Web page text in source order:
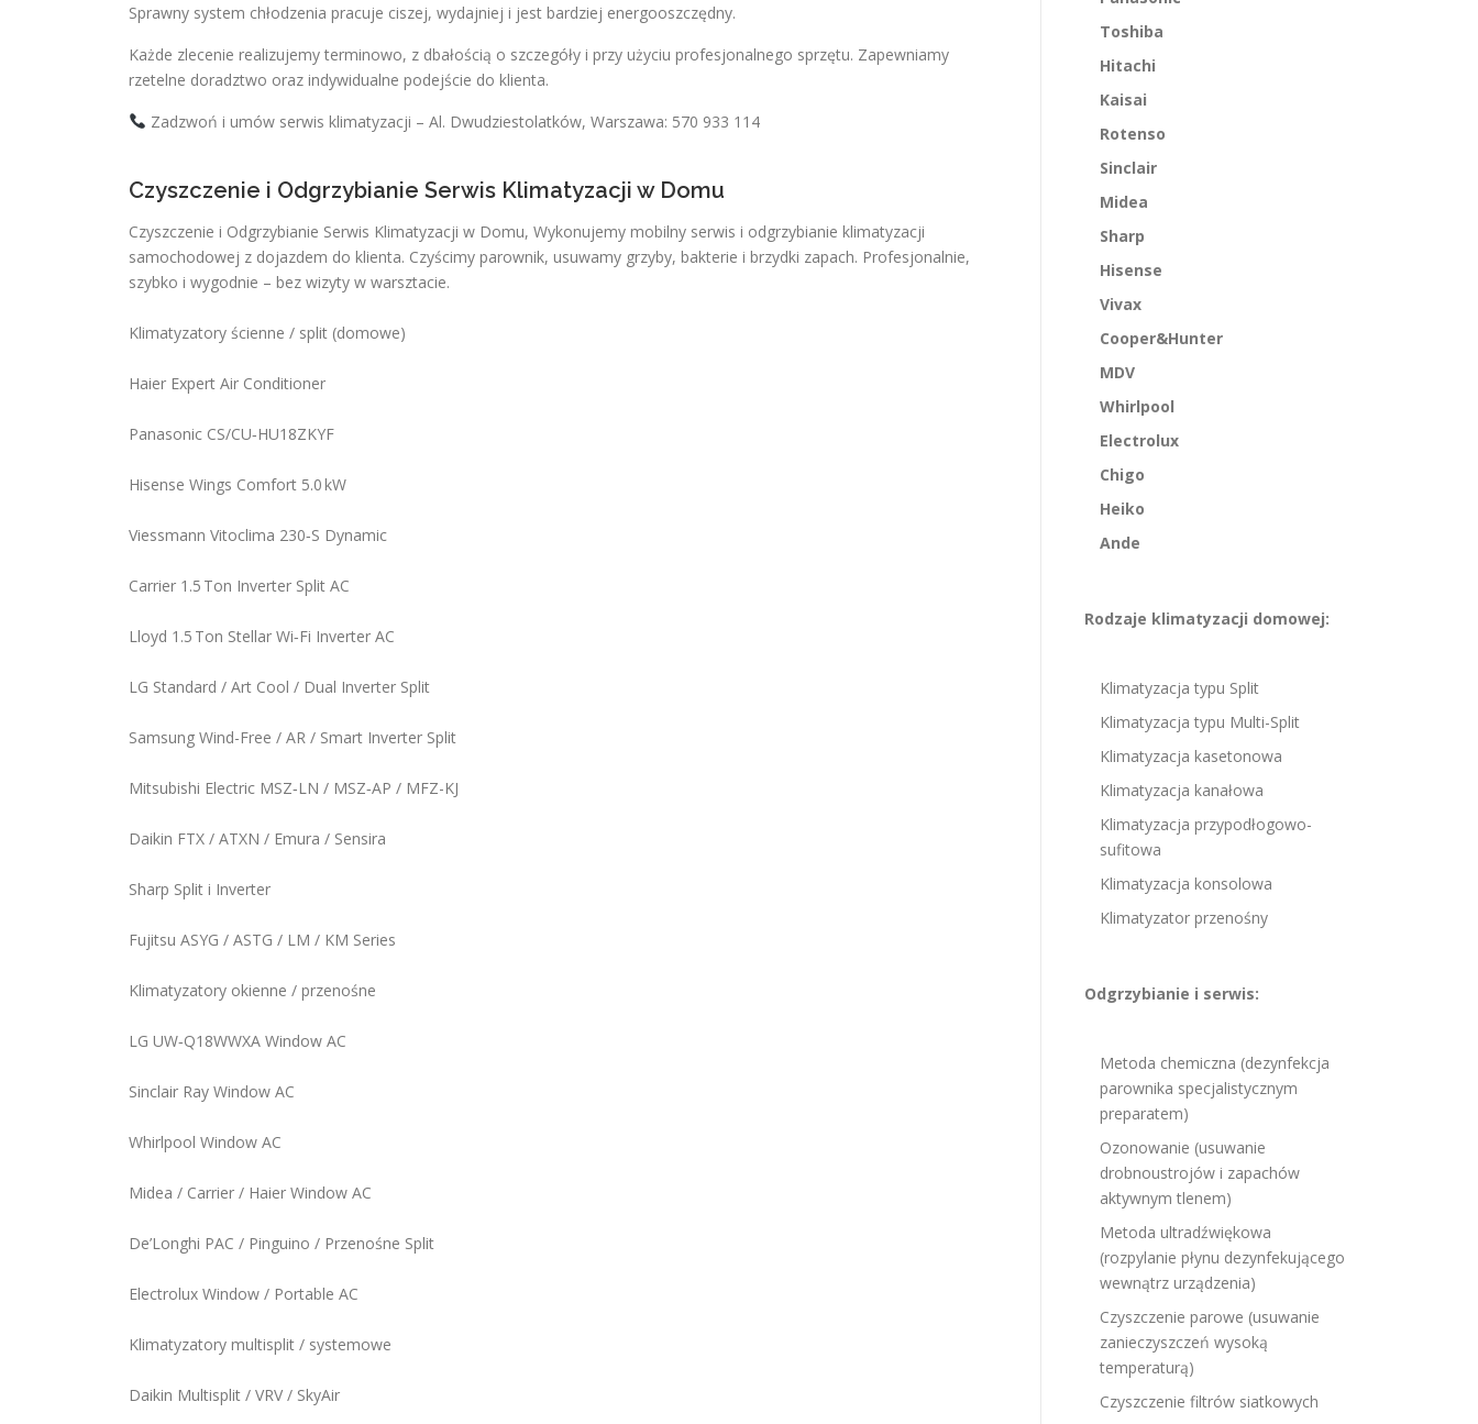
Sprawny system chłodzenia pracuje ciszej, wydajniej i jest bardziej energooszczędny.
Każde zlecenie realizujemy terminowo, z dbałością o szczegóły i przy użyciu profesjonalnego sprzętu. Zapewniamy
rzetelne doradztwo oraz indywidualne podejście do klienta.
Zadzwoń i umów serwis klimatyzacji – Al. Dwudziestolatków, Warszawa: 570 933 114
Czyszczenie i Odgrzybianie Serwis Klimatyzacji w Domu
Czyszczenie i Odgrzybianie Serwis Klimatyzacji w Domu, Wykonujemy mobilny serwis i odgrzybianie klimatyzacji
samochodowej z dojazdem do klienta. Czyścimy parownik, usuwamy grzyby, bakterie i brzydki zapach. Profesjonalnie,
szybko i wygodnie – bez wizyty w warsztacie.
Klimatyzatory ścienne / split (domowe)
Haier Expert Air Conditioner
Panasonic CS/CU‑HU18ZKYF
Hisense Wings Comfort 5.0 kW
Viessmann Vitoclima 230‑S Dynamic
Carrier 1.5 Ton Inverter Split AC
Lloyd 1.5 Ton Stellar Wi‑Fi Inverter AC
LG Standard / Art Cool / Dual Inverter Split
Samsung Wind-Free / AR / Smart Inverter Split
Mitsubishi Electric MSZ‑LN / MSZ‑AP / MFZ-KJ
Daikin FTX / ATXN / Emura / Sensira
Sharp Split i Inverter
Fujitsu ASYG / ASTG / LM / KM Series
Klimatyzatory okienne / przenośne
LG UW‑Q18WWXA Window AC
Sinclair Ray Window AC
Whirlpool Window AC
Midea / Carrier / Haier Window AC
De’Longhi PAC / Pinguino / Przenośne Split
Electrolux Window / Portable AC
Klimatyzatory multisplit / systemowe
Daikin Multisplit / VRV / SkyAir
Toshiba
Hitachi
Kaisai
Rotenso
Sinclair
Midea
Sharp
Hisense
Vivax
Cooper&Hunter
MDV
Whirlpool
Electrolux
Chigo
Heiko
Ande
Rodzaje klimatyzacji domowej:
Klimatyzacja typu Split
Klimatyzacja typu Multi-Split
Klimatyzacja kasetonowa
Klimatyzacja kanałowa
Klimatyzacja przypodłogowo-
sufitowa
Klimatyzacja konsolowa
Klimatyzator przenośny
Odgrzybianie i serwis:
Metoda chemiczna (dezynfekcja
parownika specjalistycznym
preparatem)
Ozonowanie (usuwanie
drobnoustrojów i zapachów
aktywnym tlenem)
Metoda ultradźwiękowa
(rozpylanie płynu dezynfekującego
wewnątrz urządzenia)
Czyszczenie parowe (usuwanie
zanieczyszczeń wysoką
temperaturą)
Czyszczenie filtrów siatkowych